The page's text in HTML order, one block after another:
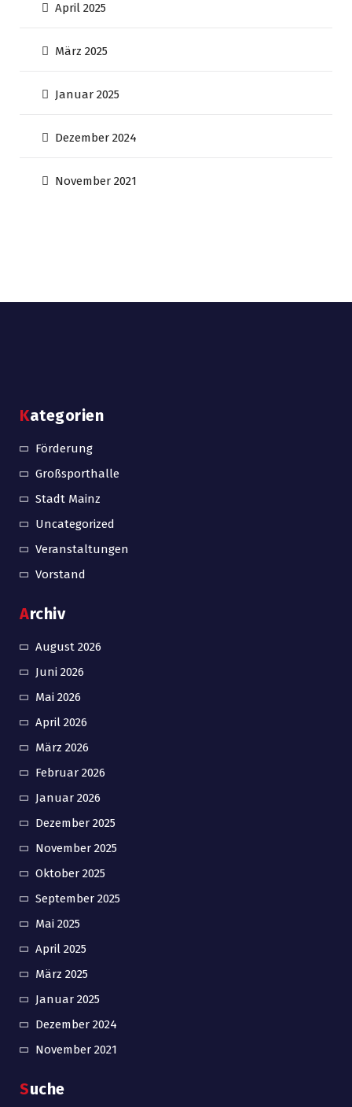
April 2025
März 2025
Januar 2025
Dezember 2024
November 2021
Kategorien
Förderung
Großsporthalle
Stadt Mainz
Uncategorized
Veranstaltungen
Vorstand
Archiv
August 2026
Juni 2026
Mai 2026
April 2026
März 2026
Februar 2026
Januar 2026
Dezember 2025
November 2025
Oktober 2025
September 2025
Mai 2025
April 2025
März 2025
Januar 2025
Dezember 2024
November 2021
Suche